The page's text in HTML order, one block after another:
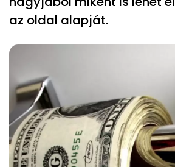
az oldal alapját.